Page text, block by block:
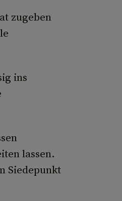
zugeben
ins
lassen.
Siedepunkt